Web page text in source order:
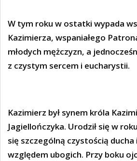
W tym roku w ostatki wypada
Kazimierza, wspaniałego
młodych mężczyzn, a
z czystym sercem i eucharystii.
Kazimierz był synem króla
Jagiellończyka. Urodził się w
się szczególną czystością ducha
względem ubogich. Przy boku